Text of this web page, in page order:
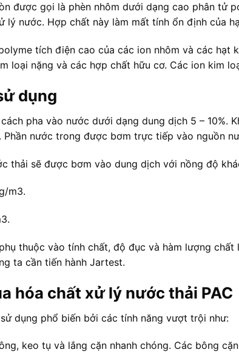
được gọi là phèn nhôm dưới dạng cao phân tử
lý nước. Hợp chất này làm mất tính ổn định của
tích điện cao của các ion nhôm và các hạt
loại nặng và các hợp chất hữu cơ. Các ion kim
dụng
pha vào nước dưới dạng dung dịch 5 – 10%.
Phần nước trong được bơm trực tiếp vào nguồn
thải sẽ được bơm vào dung dịch với nồng độ
m3.
thuộc vào tính chất, độ đục và hàm lượng
ta cần tiến hành Jartest.
hóa chất xử lý nước thải PAC
dụng phổ biến bởi các tính năng vượt trội như:
keo tụ và lắng cặn nhanh chóng. Các bông